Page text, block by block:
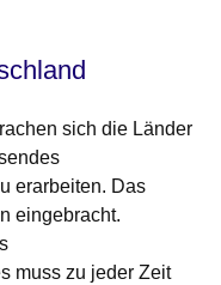
sich die Länder
erarbeiten. Das
eingebracht.
muss zu jeder Zeit